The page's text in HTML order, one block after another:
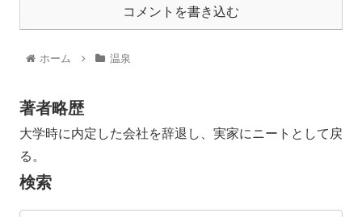
コメントを書き込む
ホーム 温泉
著者略歴
大学時に内定した会社を辞退し、実家にニートとして戻
る。
検索